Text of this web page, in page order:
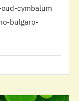
cymbalum
bulgaro-